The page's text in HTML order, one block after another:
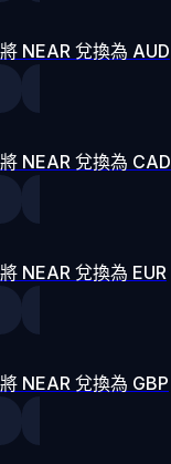
將 NEAR 兌換為 AUD
將 NEAR 兌換為 CAD
將 NEAR 兌換為 EUR
將 NEAR 兌換為 GBP